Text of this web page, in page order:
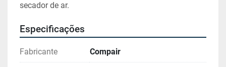
secador de ar.
Especificações
Fabricante Compair